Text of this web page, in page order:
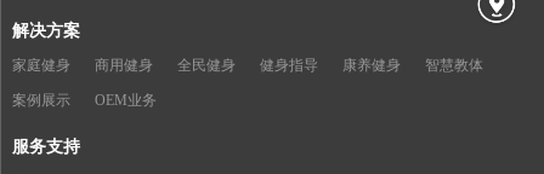
解决方案
家庭健身 商用健身 全民健身 健身指导 康养健身 智慧教体
案例展示 OEM业务
服务支持